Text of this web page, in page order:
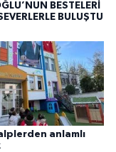
BESTELERİ
BULUŞTU
anlamlı